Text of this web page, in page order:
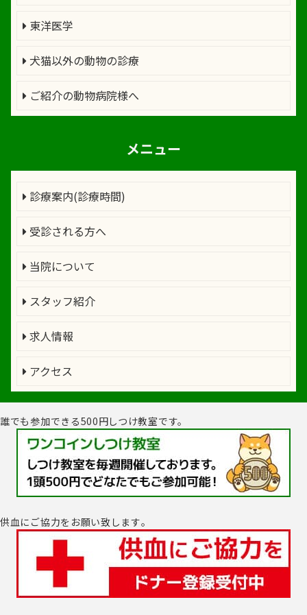
東洋医学
犬猫以外の動物の診療
ご紹介の動物病院様へ
メニュー
診療案内(診療時間)
受診される方へ
当院について
スタッフ紹介
求人情報
アクセス
誰でも参加できる500円しつけ教室です。
供血にご協力をお願い致します｡